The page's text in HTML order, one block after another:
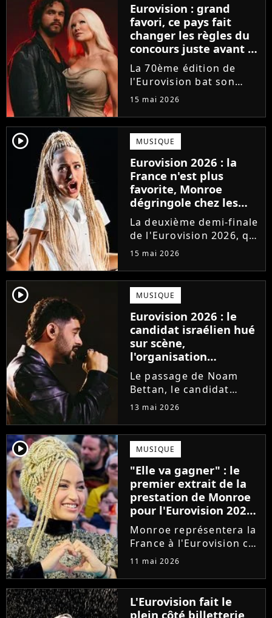
Eurovision : grand
favori, ce pays fait
changer les règles du
concours juste avant la
finale !
La 70ème édition de
l'Eurovision bat son
plein. Grand favori de la
mois, la Finlande
s'apprête à briser les
règles et signer une
grande première dans
l'histoire...
15 mai 2026
player2 MUSIQUE
Eurovision 2026 : la
France n'est plus
favorite, Monroe
dégringole chez les
bookmakers après sa
performance en demi-
finale
La deuxième demi-finale
de l'Eurovision 2026, qui
s'est tenue jeudi 14 mai,
sa chanson Regarde !
pour la première fois
devant les
téléspectateurs
européens. Hélas,...
15 mai 2026
player2 MUSIQUE
Eurovision 2026 : le
candidat israélien hué
sur scène,
l'organisation
intervient
Le passage de Noam
Bettan, le candidat
représentant Israël à
de la première demi-
finale du concours, a
été perturbé par des
huées et des chants. La
phrase "Stop...
13 mai 2026
player2 MUSIQUE
"Elle va gagner" : le
premier extrait de la
prestation de Monroe
pour l'Eurovision 2026
séduit les bookmakers
Monroe représentera la
France à l'Eurovision ce
samedi 16 mai. Alors
favoris, un premier
extrait de sa prestation
vient d'être dévoilé. Et
11 mai 2026
L'Eurovision fait le
plein côté billetterie